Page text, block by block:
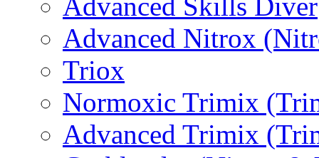
Advanced Nitrox
Triox
Normoxic Trimix
Advanced Trimix